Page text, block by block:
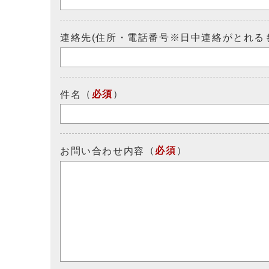
連絡先(住所・電話番号※日中連絡がとれる
件名 （ 必須 ）
お問い合わせ内容 （ 必須 ）